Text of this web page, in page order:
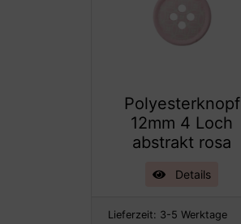
Polyesterknopf
12mm 4 Loch
abstrakt rosa
Details
Lieferzeit: 3-5 Werktage